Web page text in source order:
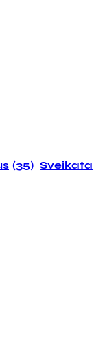
(35) Sveikata